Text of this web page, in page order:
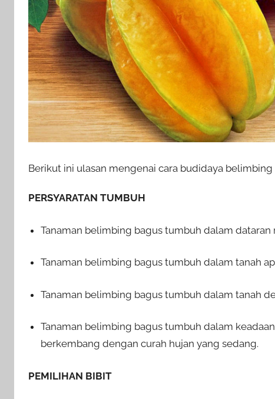
Berikut ini ulasan mengenai cara budidaya belimbing
PERSYARATAN TUMBUH
Tanaman belimbing bagus tumbuh dalam
Tanaman belimbing bagus tumbuh dalam tanah
Tanaman belimbing bagus tumbuh dalam tanah
Tanaman belimbing bagus tumbuh dalam
berkembang dengan curah hujan yang sedang.
PEMILIHAN BIBIT